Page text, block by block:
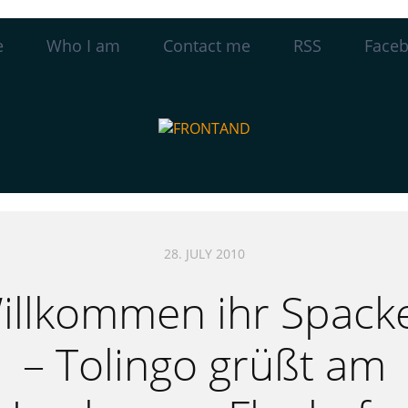
Who I am Contact me RSS
28. JULY 2010
ihr
– Tolingo grüßt am